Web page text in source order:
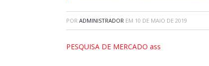
POR ADMINISTRADOR EM 10 DE MAIO DE 2019
PESQUISA DE MERCADO ass